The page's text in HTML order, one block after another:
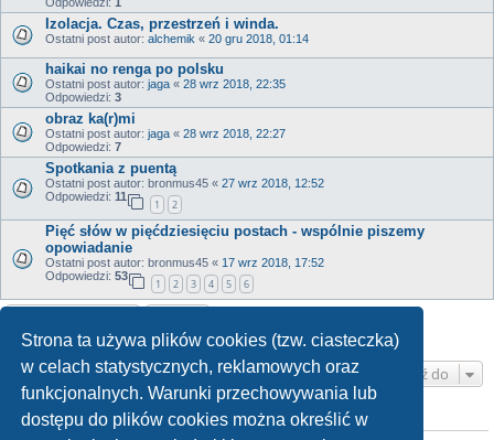
Strona ta używa plików cookies (tzw. ciasteczka)
w celach statystycznych, reklamowych oraz
funkcjonalnych. Warunki przechowywania lub
dostępu do plików cookies można określić w
Odpowiedzi: 1
Izolacja. Czas, przestrzeń i winda.
Ostatni post autor: alchemik « 20 gru 2018, 01:14
haikai no renga po polsku
Ostatni post autor: jaga « 28 wrz 2018, 22:35
Odpowiedzi: 3
obraz ka(r)mi
Ostatni post autor: jaga « 28 wrz 2018, 22:27
Odpowiedzi: 7
Spotkania z puentą
Ostatni post autor: bronmus45 « 27 wrz 2018, 12:52
Odpowiedzi: 11
1 2
Pięć słów w pięćdziesięciu postach - wspólnie piszemy
opowiadanie
Ostatni post autor: bronmus45 « 17 wrz 2018, 17:52
Odpowiedzi: 53
1 2 3 4 5 6
Tematy: 13 • Strona1z 1
Przejdź do
TWOJE UPRAWNIENIA NA TYM FORUM